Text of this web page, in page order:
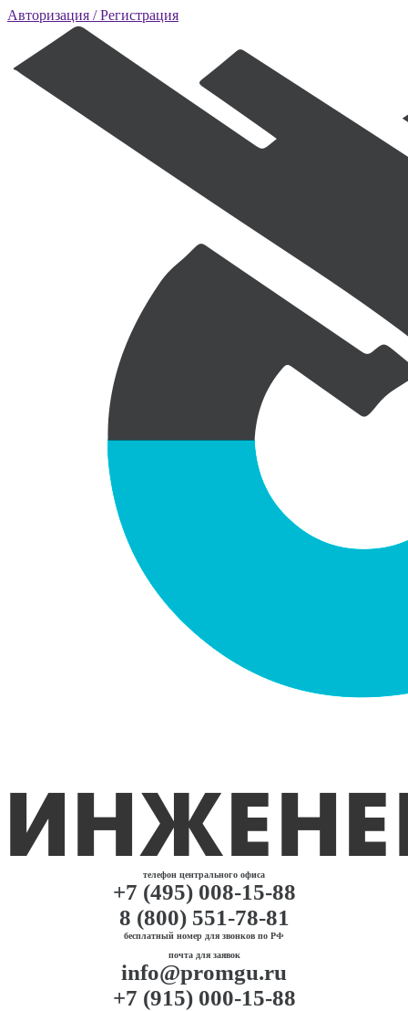
Авторизация / Регистрация
телефон центрального офиса
+7 (495) 008-15-88
8 (800) 551-78-81
бесплатный номер для звонков по РФ
почта для заявок
info@promgu.ru
+7 (915) 000-15-88